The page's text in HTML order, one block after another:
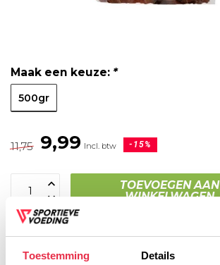
Toestemming Details
Maak een keuze: *
500gr
11,75 9,99 Incl. btw -15%
TOEVOEGEN AAN
WINKELWAGEN
bestelling vandaag nog verzonden